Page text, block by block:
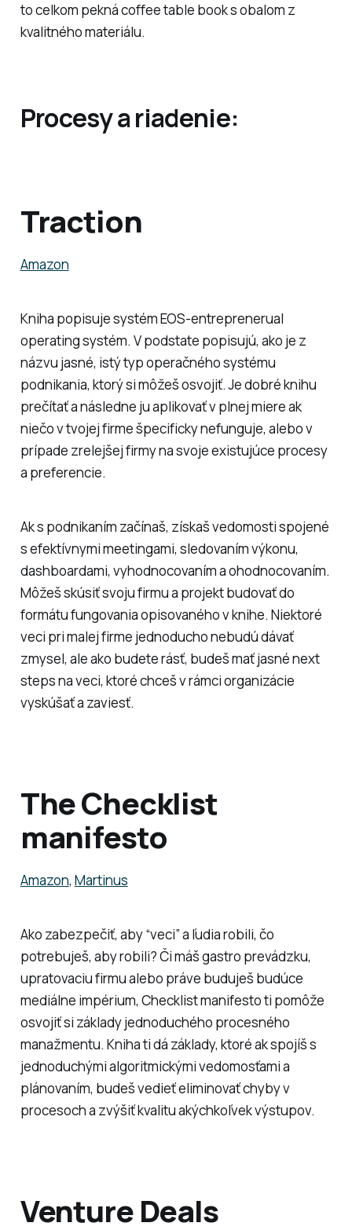
to celkom pekná coffee table book s obalom z
kvalitného materiálu.
Procesy a riadenie:
Traction
Amazon
Kniha popisuje systém EOS-entreprenerual
operating systém. V podstate popisujú, ako je z
názvu jasné, istý typ operačného systému
podnikania, ktorý si môžeš osvojiť. Je dobré knihu
prečítať a následne ju aplikovať v plnej miere ak
niečo v tvojej firme špecificky nefunguje, alebo v
prípade zrelejšej firmy na svoje existujúce procesy
a preferencie.
Ak s podnikaním začínaš, získaš vedomosti spojené
s efektívnymi meetingami, sledovaním výkonu,
dashboardami, vyhodnocovaním a ohodnocovaním.
Môžeš skúsiť svoju firmu a projekt budovať do
formátu fungovania opisovaného v knihe. Niektoré
veci pri malej firme jednoducho nebudú dávať
zmysel, ale ako budete rásť, budeš mať jasné next
steps na veci, ktoré chceš v rámci organizácie
vyskúšať a zaviesť.
The Checklist
manifesto
Amazon, Martinus
Ako zabezpečiť, aby “veci” a ľudia robili, čo
potrebuješ, aby robili? Či máš gastro prevádzku,
upratovaciu firmu alebo práve buduješ budúce
mediálne impérium, Checklist manifesto ti pomôže
osvojiť si základy jednoduchého procesného
manažmentu. Kniha ti dá základy, ktoré ak spojíš s
jednoduchými algoritmickými vedomosťami a
plánovaním, budeš vedieť eliminovať chyby v
procesoch a zvýšiť kvalitu akýchkoľvek výstupov.
Venture Deals